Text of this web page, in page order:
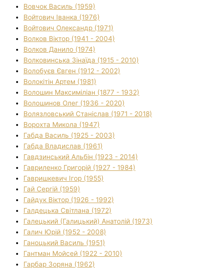
Вовчок Василь (1959)
Войтович Іванка (1976)
Войтович Олександр (1971)
Волков Віктор (1941 - 2004)
Волков Данило (1974)
Волковинська Зінаїда (1915 - 2010)
Волобуєв Євген (1912 - 2002)
Волокітін Артем (1981)
Волошин Максиміліан (1877 - 1932)
Волошинов Олег (1936 - 2020)
Волязловський Станіслав (1971 - 2018)
Ворохта Микола (1947)
Габда Василь (1925 - 2003)
Габда Владислав (1961)
Гавдзинський Альбін (1923 - 2014)
Гавриленко Григорій (1927 - 1984)
Гавришкевич Ігор (1955)
Гай Сергій (1959)
Гайдук Віктор (1926 - 1992)
Галдецька Світлана (1972)
Галецький (Галицький) Анатолій (1973)
Галич Юрій (1952 - 2008)
Ганоцький Василь (1951)
Гантман Мойсей (1922 - 2010)
Гарбар Зоряна (1962)